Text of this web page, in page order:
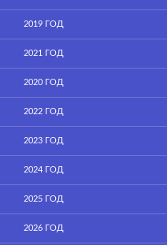
2019 ГОД
2021 ГОД
2020 ГОД
2022 ГОД
2023 ГОД
2024 ГОД
2025 ГОД
2026 ГОД